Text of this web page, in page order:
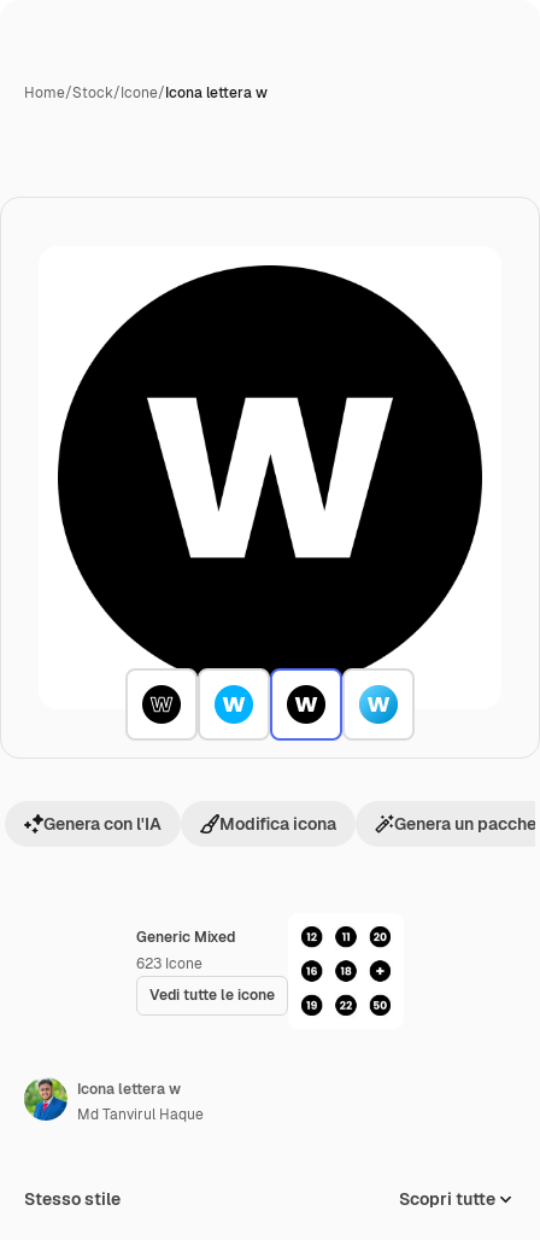
Home/Stock/Icone/Icona lettera w
Generic Mixed
623 Icone
Vedi tutte le icone
Genera con l'IA Modifica icona Genera un
Icona lettera w
Md Tanvirul Haque
Stesso stile Scopri tutte